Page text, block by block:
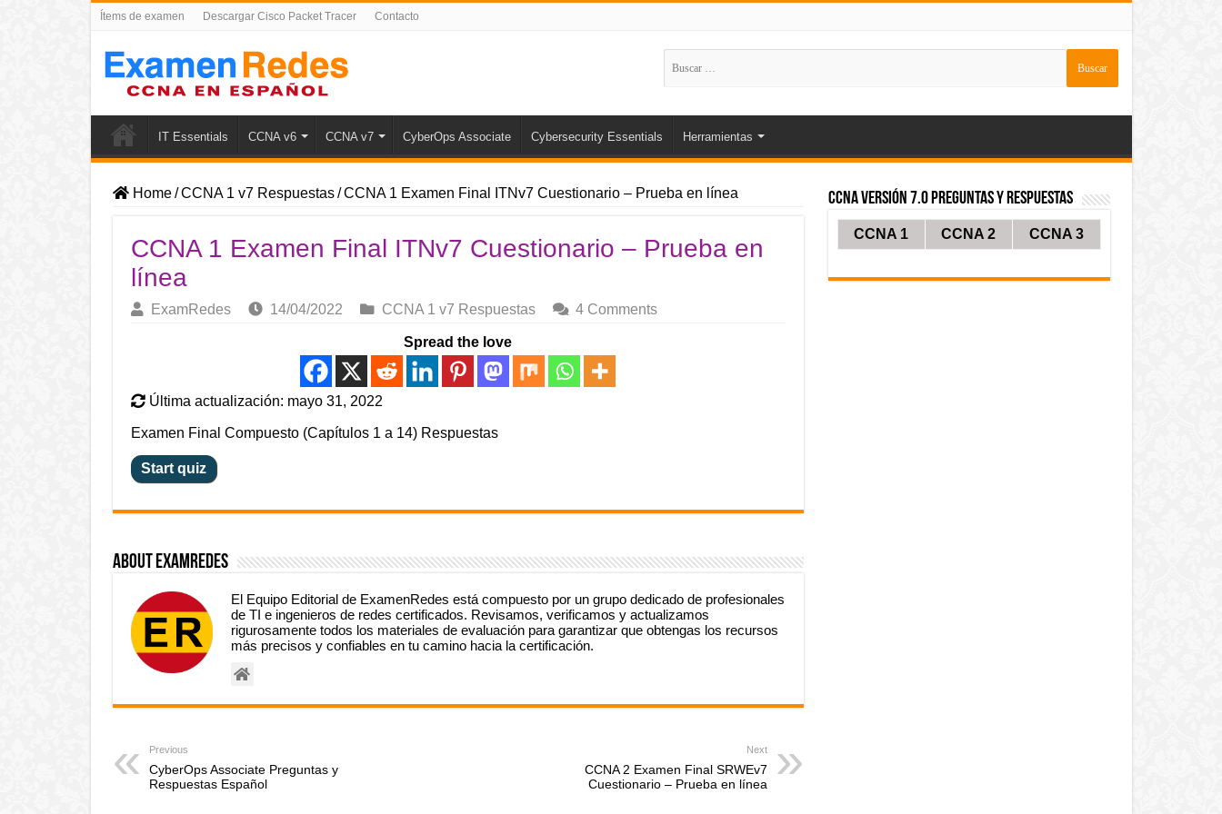
Ítems de examen Descargar Cisco Packet Tracer Contacto
Buscar:
IT Essentials CCNA v6 CCNA v7 CyberOps Associate Cybersecurity Essentials Herramientas
Home / CCNA 1 v7 Respuestas / CCNA 1 Examen Final ITNv7 Cuestionario – Prueba en línea
CCNA 1 Examen Final ITNv7 Cuestionario – Prueba en
línea
ExamRedes 14/04/2022 CCNA 1 v7 Respuestas 4 Comments
Spread the love
Última actualización: mayo 31, 2022
Examen Final Compuesto (Capítulos 1 a 14) Respuestas
About ExamRedes
El Equipo Editorial de ExamenRedes está compuesto por un grupo dedicado de profesionales
de TI e ingenieros de redes certificados. Revisamos, verificamos y actualizamos
rigurosamente todos los materiales de evaluación para garantizar que obtengas los recursos
más precisos y confiables en tu camino hacia la certificación.
Previous
CyberOps Associate Preguntas y
Respuestas Español
Next
CCNA 2 Examen Final SRWEv7
Cuestionario – Prueba en línea
CCNA Versión 7.0 Preguntas y Respuestas
CCNA 1 CCNA 2 CCNA 3